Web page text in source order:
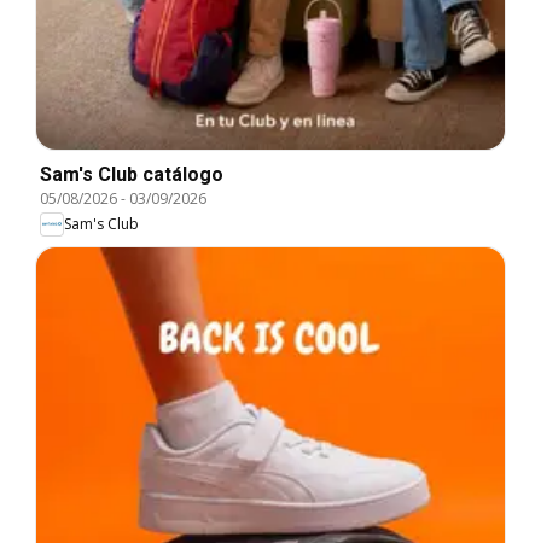
Sam's Club catálogo
05/08/2026- 03/09/2026
Sam's Club